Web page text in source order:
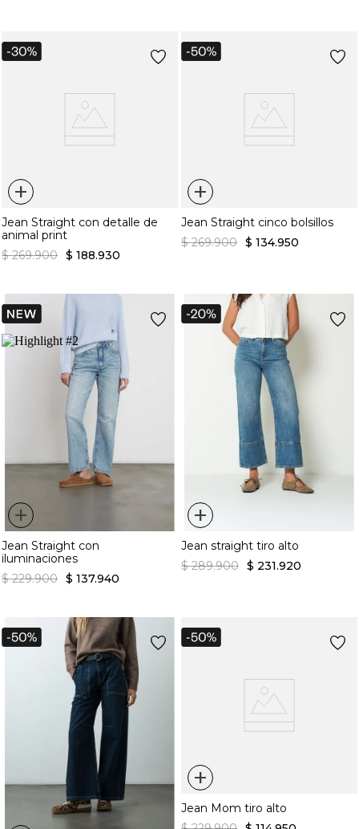
+
Jean Straight con detalle de
animal print
$ 269.900 $ 188.930
+
Jean Straight cinco bolsillos
$ 269.900 $ 134.950
+
Jean Straight con
iluminaciones
$ 229.900 $ 137.940
+
Jean straight tiro alto
$ 289.900 $ 231.920
+
Jean Mom tiro alto